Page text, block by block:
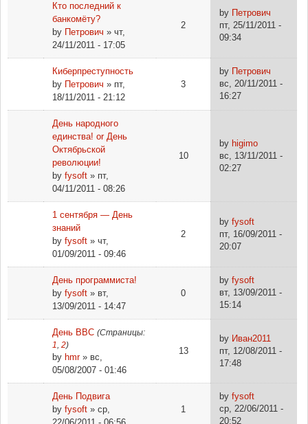
Кто последний к
банкомёту?
by Петрович » чт,
24/11/2011 - 17:05
2
by Петрович
пт, 25/11/2011 -
09:34
Киберпреступность
by Петрович » пт,
18/11/2011 - 21:12
3
by Петрович
вс, 20/11/2011 -
16:27
День народного
единства! or День
Октябрьской
революции!
by fysoft » пт,
04/11/2011 - 08:26
10
by higimo
вс, 13/11/2011 -
02:27
1 сентября — День
знаний
by fysoft » чт,
01/09/2011 - 09:46
2
by fysoft
пт, 16/09/2011 -
20:07
День программиста!
by fysoft » вт,
13/09/2011 - 14:47
0
by fysoft
вт, 13/09/2011 -
15:14
День ВВС (Страницы:
1
2)
by hmr» вс,
05/08/2007 - 01:46
13
by Иван2011
пт, 12/08/2011 -
17:48
День Подвига
by fysoft » ср,
1
by fysoft
ср, 22/06/2011 -
20:52